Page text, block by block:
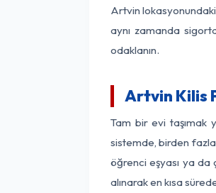
Artvin
aynı zamanda
odaklanın.
Artvin Kilis
Tam bir evi taşımak
sistemde, birden fazla
öğrenci eşyası ya da
alınarak en kısa